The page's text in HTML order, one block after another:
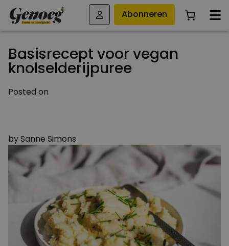
Abonneren
Basisrecept voor vegan
knolselderijpuree
Posted on
bySanne Simons